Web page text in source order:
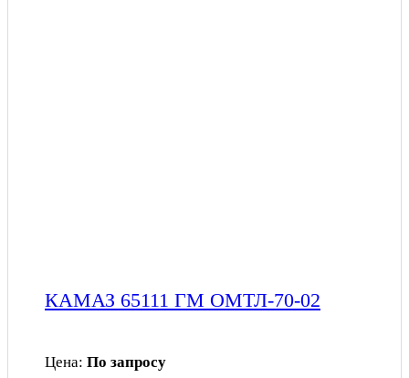
КАМАЗ 65111 ГМ ОМТЛ-70-02
Цена: По запросу